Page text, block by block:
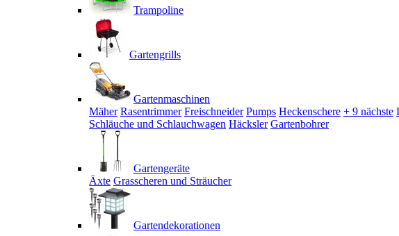
Trampoline
Gartengrills
Gartenmaschinen
Mäher Rasentrimmer Freischneider Pumps Heckenschere + 9 nächste
Schläuche und Schlauchwagen Häcksler Gartenbohrer
Gartengeräte
Äxte Grasscheren und Sträucher
Gartendekorationen